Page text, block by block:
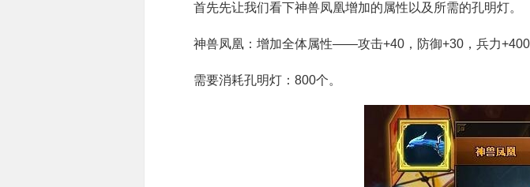
首先先让我们看下神兽凤凰增加的属性以及所需的孔明灯。
神兽凤凰：增加全体属性——攻击+40，防御+30，兵力+400
需要消耗孔明灯：800个。